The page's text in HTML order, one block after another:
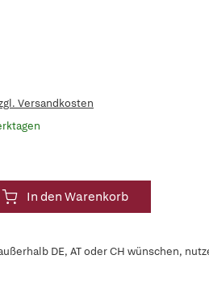
Versandkosten
In den Warenkorb
DE, AT oder CH wünschen,